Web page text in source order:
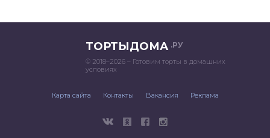
ТОРТЫДОМА .РУ
© 2018–2026 – Готовим торты в домашних
условиях
Карта сайта Контакты Вакансия Реклама